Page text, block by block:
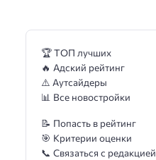
🏆 ТОП лучших
🔥 Адский рейтинг
⚠️ Аутсайдеры
📊 Все новостройки
📝 Попасть в рейтинг
🎯 Критерии оценки
📞 Связаться с редакцией